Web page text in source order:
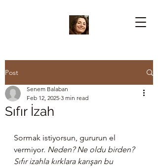
Post
Sıfır İzah
Senem Balaban
Feb 12, 2025 3 min read
Sormak istiyorsun, gururun el
vermiyor. Neden? Ne oldu birden?
Sıfır izahla kırklara karışan bu